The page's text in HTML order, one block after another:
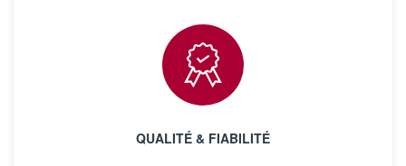
QUALITÉ & FIABILITÉ